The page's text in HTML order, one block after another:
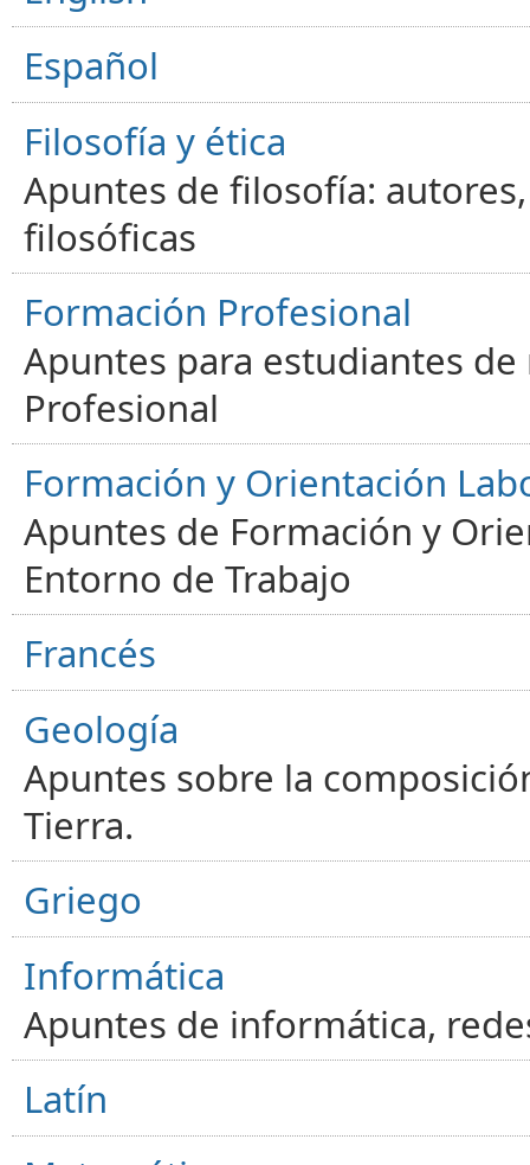
Español
Filosofía y ética
Apuntes de filosofía:
filosóficas
Formación Profesional
Apuntes para estudiantes
Profesional
Formación y Orientación
Apuntes de Formación y
Entorno de Trabajo
Francés
Geología
Apuntes sobre la
Tierra.
Griego
Informática
Apuntes de informática,
Latín